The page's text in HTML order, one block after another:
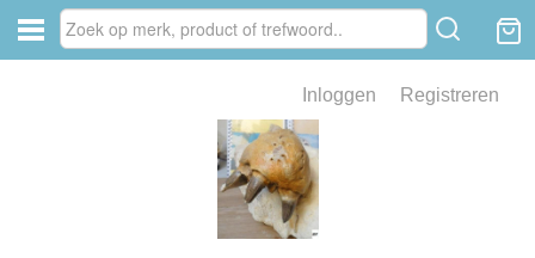
Inloggen Registreren
van fossielen en mineralen